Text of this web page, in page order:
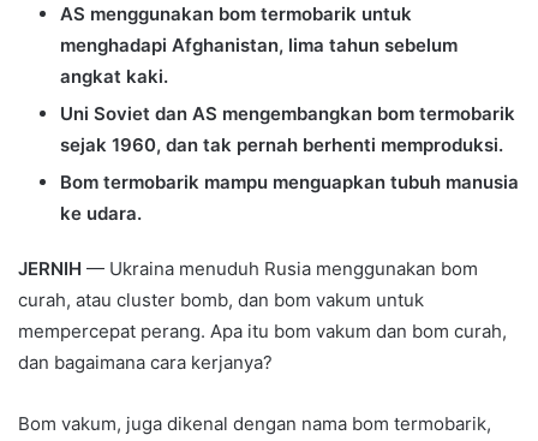
AS menggunakan bom termobarik untuk
menghadapi Afghanistan, lima tahun sebelum
angkat kaki.
Uni Soviet dan AS mengembangkan bom termobarik
sejak 1960, dan tak pernah berhenti memproduksi.
Bom termobarik mampu menguapkan tubuh manusia
ke udara.
JERNIH — Ukraina menuduh Rusia menggunakan bom
curah, atau cluster bomb, dan bom vakum untuk
mempercepat perang. Apa itu bom vakum dan bom curah,
dan bagaimana cara kerjanya?
Bom vakum, juga dikenal dengan nama bom termobarik,